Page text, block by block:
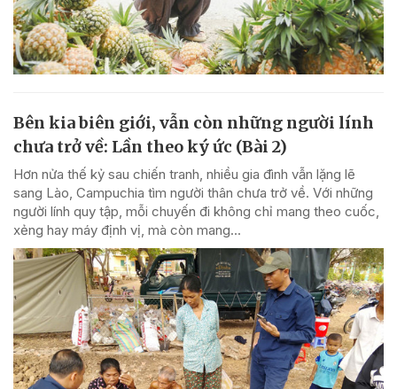
Bên kia biên giới, vẫn còn những người lính
chưa trở về: Lần theo ký ức (Bài 2)
Hơn nửa thế kỷ sau chiến tranh, nhiều gia đình vẫn lặng lẽ
sang Lào, Campuchia tìm người thân chưa trở về. Với những
người lính quy tập, mỗi chuyến đi không chỉ mang theo cuốc,
xẻng hay máy định vị, mà còn mang...